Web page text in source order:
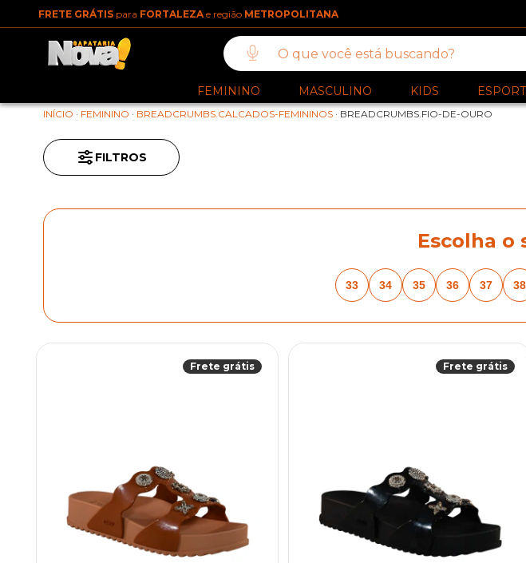
FRETE GRÁTIS para FORTALEZA e região METROPOLITANA
FEMININO MASCULINO KIDS
INÍCIO · FEMININO · BREADCRUMBS.CALCADOS-FEMININOS · BREADCRUMBS.FIO-DE-OURO
FILTROS
Escolha o
33 34 35 36 37 38
Frete grátis Frete grátis